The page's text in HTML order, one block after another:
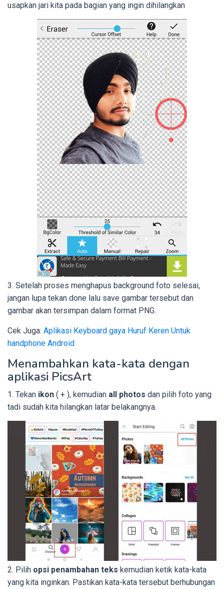
usapkan jari kita pada bagian yang ingin dihilangkan
3. Setelah proses menghapus background foto selesai,
jangan lupa tekan done lalu save gambar tersebut dan
gambar akan tersimpan dalam format PNG.
Cek Juga: Aplikasi Keyboard gaya Huruf Keren Untuk
handphone Android
Menambahkan kata-kata dengan
aplikasi PicsArt
1. Tekan ikon ( + ), kemudian all photos dan pilih foto yang
tadi sudah kita hilangkan latar belakangnya.
2. Pilih opsi penambahan teks kemudian ketik kata-kata
yang kita inginkan. Pastikan kata-kata tersebut berhubungan